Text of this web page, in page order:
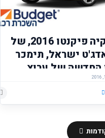
מכונית קיה פיקנטו 2016, של
חברת באדג'ט ישראל, תימכר
החדשה של ערוץ
"המכרז הסודי",